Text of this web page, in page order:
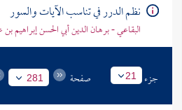
نظم الدرر في تناسب الآيات والسور
البقاعي - برهان الدين أبي الحسن إبراهيم
جزء 21 صفحة 281